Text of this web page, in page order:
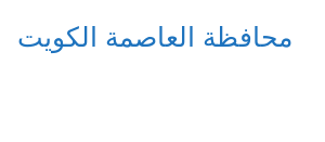
محافظة العاصمة الكويت